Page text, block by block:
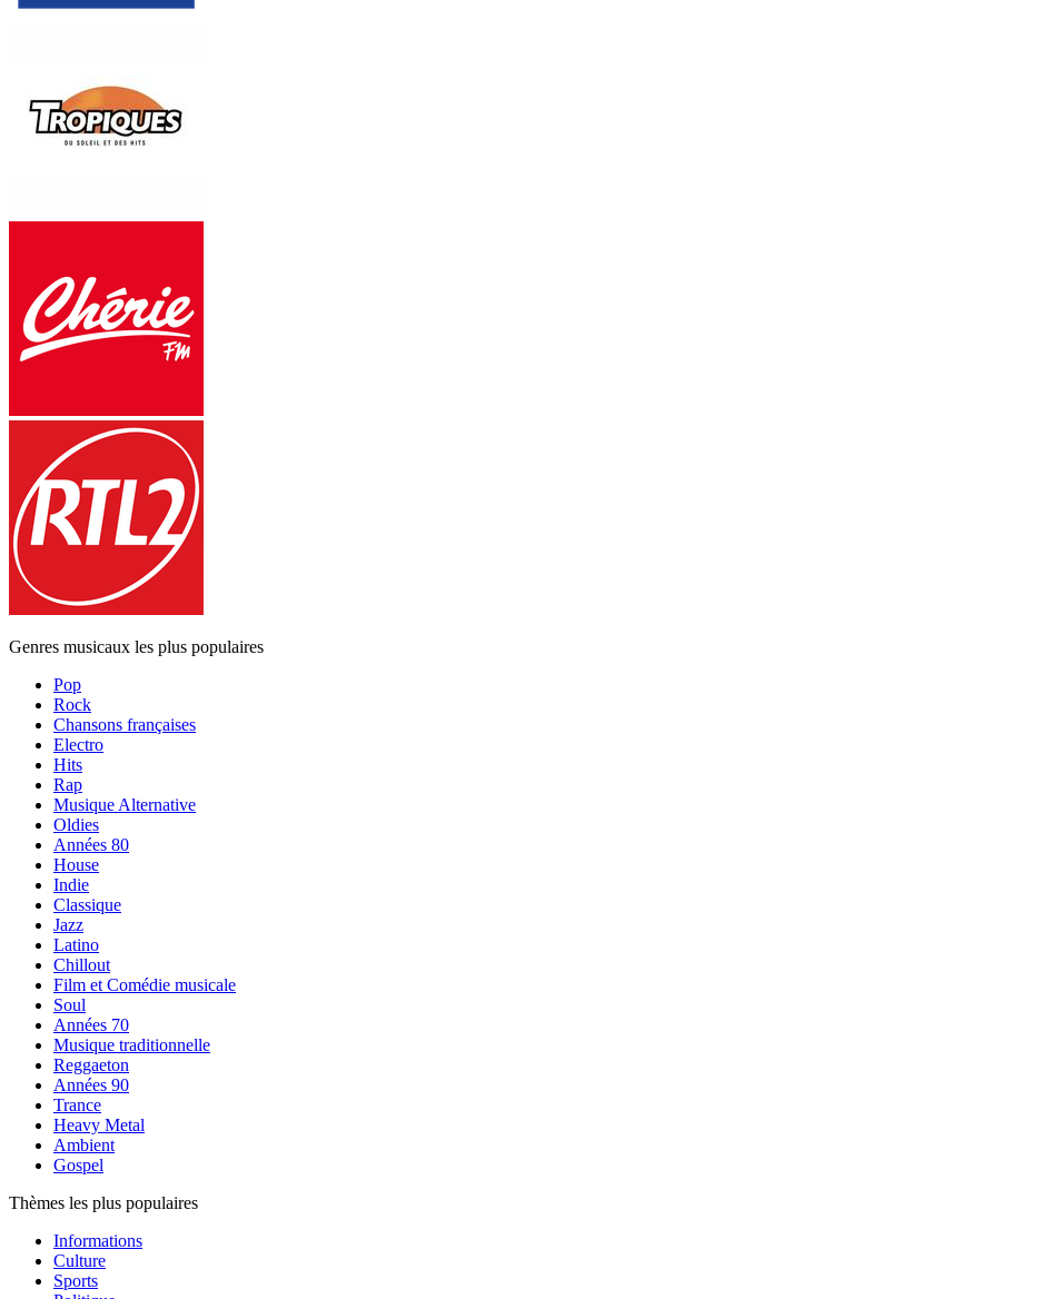
Genres musicaux les plus populaires
Pop
Rock
Chansons françaises
Electro
Hits
Rap
Musique Alternative
Oldies
Années 80
House
Indie
Classique
Jazz
Latino
Chillout
Film et Comédie musicale
Soul
Années 70
Musique traditionnelle
Reggaeton
Années 90
Trance
Heavy Metal
Ambient
Gospel
Thèmes les plus populaires
Informations
Culture
Sports